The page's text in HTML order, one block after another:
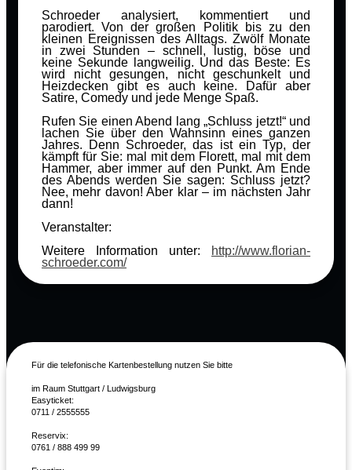
Schroeder analysiert, kommentiert und
parodiert. Von der großen Politik bis zu den
kleinen Ereignissen des Alltags. Zwölf Monate
in zwei Stunden – schnell, lustig, böse und
keine Sekunde langweilig. Und das Beste: Es
wird nicht gesungen, nicht geschunkelt und
Heizdecken gibt es auch keine. Dafür aber
Satire, Comedy und jede Menge Spaß.
Rufen Sie einen Abend lang „Schluss jetzt!“ und
lachen Sie über den Wahnsinn eines ganzen
Jahres. Denn Schroeder, das ist ein Typ, der
kämpft für Sie: mal mit dem Florett, mal mit dem
Hammer, aber immer auf den Punkt. Am Ende
des Abends werden Sie sagen: Schluss jetzt?
Nee, mehr davon! Aber klar – im nächsten Jahr
dann!
Veranstalter:
Weitere Information unter:
http://www.florian-
schroeder.com/
Für die telefonische Kartenbestellung nutzen Sie bitte
im Raum Stuttgart / Ludwigsburg
Easyticket:
0711 / 2555555
Reservix:
0761 / 888 499 99